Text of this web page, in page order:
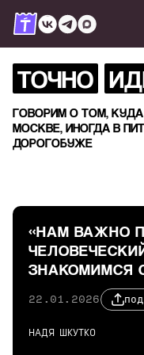
ТОЧНО
ГОВОРИМ О ТОМ,
МОСКВЕ, ИНОГДА В
ДОРОГОБУЖЕ
«НАМ ВАЖНО
ЗНАКОМИМСЯ
22.01.2026
НАДЯ ШКУТКО